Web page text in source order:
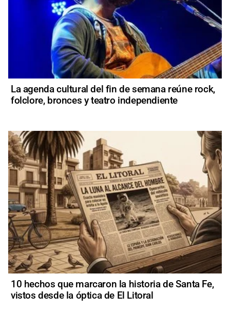
La agenda cultural del fin de semana reúne rock,
folclore, bronces y teatro independiente
10 hechos que marcaron la historia de Santa Fe,
vistos desde la óptica de El Litoral